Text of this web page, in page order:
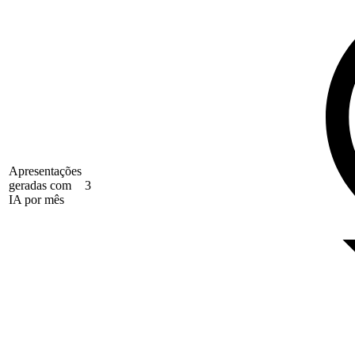
Apresentações
geradas com
IA por mês
3